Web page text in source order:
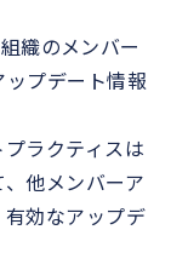
織のメンバー
プデート情報
ラクティスは
他メンバーア
効なアップデ